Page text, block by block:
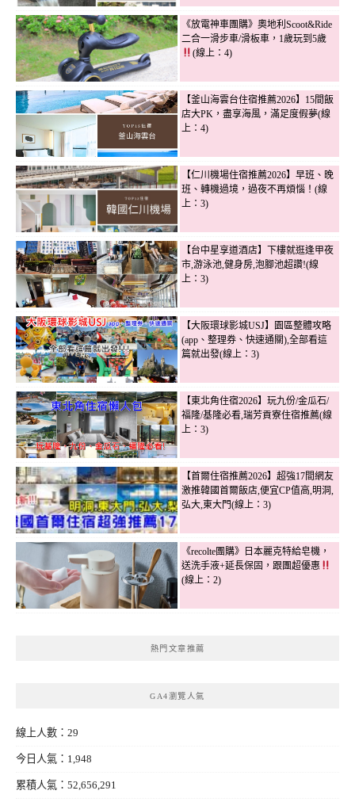
《放電神車團購》奧地利Scoot&Ride
二合一滑步車/滑板車，1歲玩到5歲
(線上：4)
【釜山海雲台住宿推薦2026】15間飯
店大PK，盡享海風，滿足度假夢(線
上：4)
【仁川機場住宿推薦2026】早班、晚
班、轉機過境，過夜不再煩惱！(線
上：3)
【台中星享道酒店】下樓就逛逢甲夜
市,游泳池,健身房,泡腳池超讚!(線
上：3)
【大阪環球影城USJ】園區整體攻略
(app、整理券、快速通關),全部看這
篇就出發(線上：3)
【東北角住宿2026】玩九份/金瓜石/
福隆/基隆必看,瑞芳貢寮住宿推薦(線
上：3)
【首爾住宿推薦2026】超強17間網友
激推韓國首爾飯店,便宜CP值高,明洞,
弘大,東大門(線上：3)
《recolte團購》日本麗克特給皂機，
送洗手液+延長保固，跟團超優惠
(線上：2)
熱門文章推薦
GA4瀏覽人氣
線上人數：29
今日人氣：1,948
累積人氣：52,656,291